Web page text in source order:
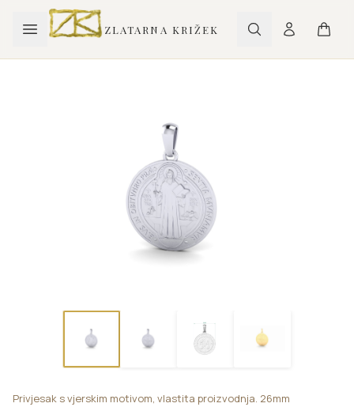
ZLATARNA KRIŽEK
Privjesak s vjerskim motivom, vlastita proizvodnja. 26mm